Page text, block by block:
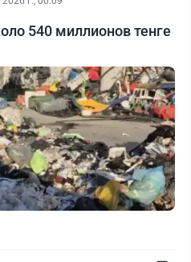
540 миллионов тенге